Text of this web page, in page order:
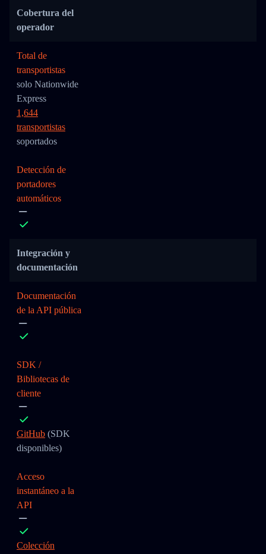
Cobertura del
operador
Total de
transportistas
solo Nationwide
Express
1,644
transportistas
soportados
Detección de
portadores
automáticos
Integración y
documentación
Documentación
de la API pública
SDK /
Bibliotecas de
cliente
GitHub (SDK
disponibles)
Acceso
instantáneo a la
API
Colección